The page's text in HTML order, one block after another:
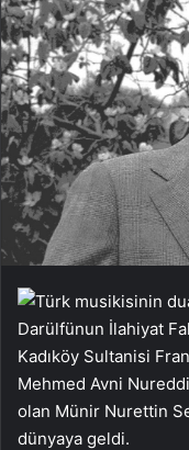
Darülfünun İlahiyat
Kadıköy Sultanisi
Mehmed Avni
olan Münir Nurettin
dünyaya geldi.